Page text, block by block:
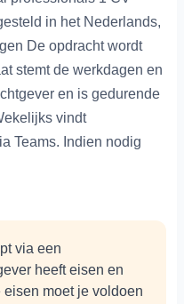
in het Nederlands,
De opdracht wordt
stemt de werkdagen en
en is gedurende
vindt
Teams. Indien nodig
via een
heeft eisen en
moet je voldoen